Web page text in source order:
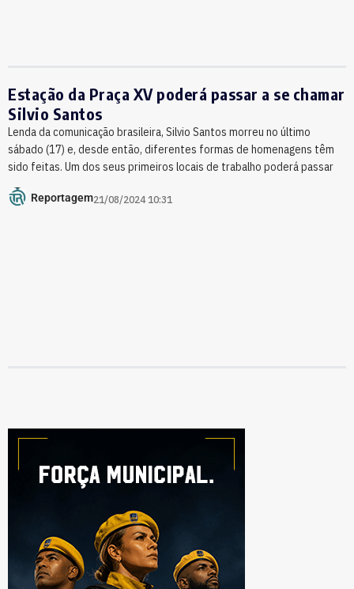
Estação da Praça XV poderá passar a se chamar
Silvio Santos
Lenda da comunicação brasileira, Silvio Santos morreu no último
sábado (17) e, desde então, diferentes formas de homenagens têm
sido feitas. Um dos seus primeiros locais de trabalho poderá passar
Reportagem21/08/2024 10:31